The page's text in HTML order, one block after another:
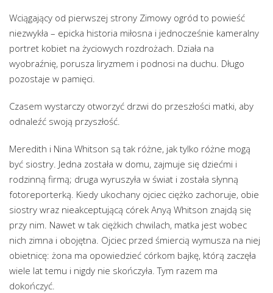
Wciągający od pierwszej strony Zimowy ogród to powieść
niezwykła – epicka historia miłosna i jednocześnie kameralny
portret kobiet na życiowych rozdrożach. Działa na
wyobraźnię, porusza liryzmem i podnosi na duchu. Długo
pozostaje w pamięci.
Czasem wystarczy otworzyć drzwi do przeszłości matki, aby
odnaleźć swoją przyszłość.
Meredith i Nina Whitson są tak różne, jak tylko różne mogą
być siostry. Jedna została w domu, zajmuje się dziećmi i
rodzinną firmą; druga wyruszyła w świat i została słynną
fotoreporterką. Kiedy ukochany ojciec ciężko zachoruje, obie
siostry wraz nieakceptującą córek Anyą Whitson znajdą się
przy nim. Nawet w tak ciężkich chwilach, matka jest wobec
nich zimna i obojętna. Ojciec przed śmiercią wymusza na niej
obietnicę: żona ma opowiedzieć córkom bajkę, którą zaczęła
wiele lat temu i nigdy nie skończyła. Tym razem ma
dokończyć.